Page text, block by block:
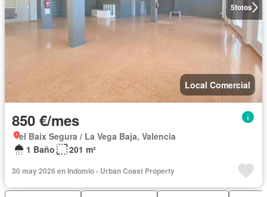
5fotos
Local Comercial
850 €/mes
el Baix Segura / La Vega Baja, Valencia
1 Baño
201 m²
30 may 2026 en Indomio - Urban Coast Property